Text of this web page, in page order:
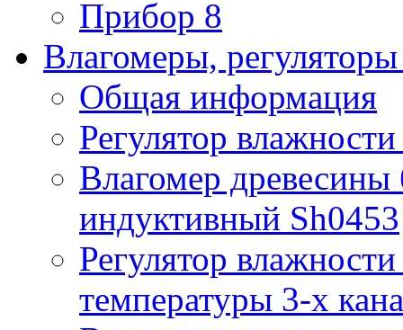
Прибор 8
Влагомеры,
Общая информация
Регулятор
Влагомер древесины
индуктивный Sh0453
Регулятор
температуры 3-х